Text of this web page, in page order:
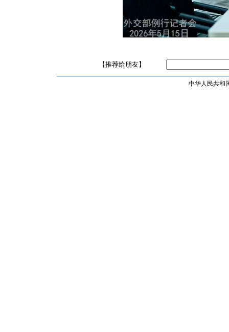
【推荐给朋友】
中华人民共和